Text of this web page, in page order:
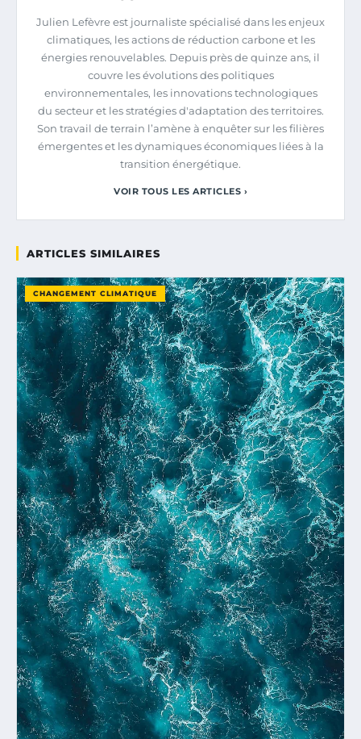
Julien Lefèvre est journaliste spécialisé dans les enjeux
climatiques, les actions de réduction carbone et les
énergies renouvelables. Depuis près de quinze ans, il
couvre les évolutions des politiques
environnementales, les innovations technologiques
du secteur et les stratégies d'adaptation des territoires.
Son travail de terrain l’amène à enquêter sur les filières
émergentes et les dynamiques économiques liées à la
transition énergétique.
VOIR TOUS LES ARTICLES ›
ARTICLES SIMILAIRES
CHANGEMENT CLIMATIQUE